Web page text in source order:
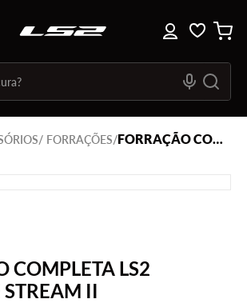
FORRAÇÕES FORRAÇÃO COMPLETA LS2 CAPACETE STREAM II
COMPLETA LS2
STREAM II